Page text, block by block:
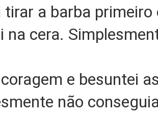
tirar a barba
na cera.
e besuntei
não